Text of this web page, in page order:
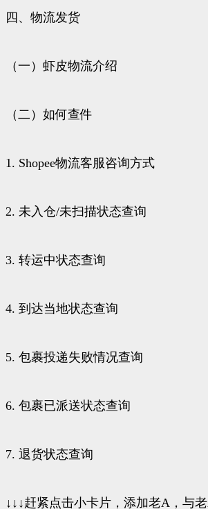
四、物流发货
（一）虾皮物流介绍
（二）如何查件
1. Shopee物流客服咨询方式
2. 未入仓/未扫描状态查询
3. 转运中状态查询
4. 到达当地状态查询
5. 包裹投递失败情况查询
6. 包裹已派送状态查询
7. 退货状态查询
↓↓↓赶紧点击小卡片，添加老A，与